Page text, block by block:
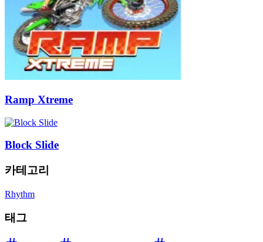
Ramp Xtreme
Block Slide
카테고리
Rhythm
태그